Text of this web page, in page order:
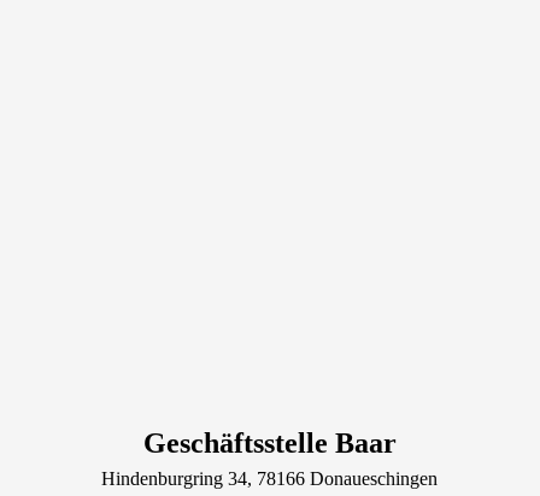
Geschäftsstelle Baar
Hindenburgring 34, 78166Donaueschingen